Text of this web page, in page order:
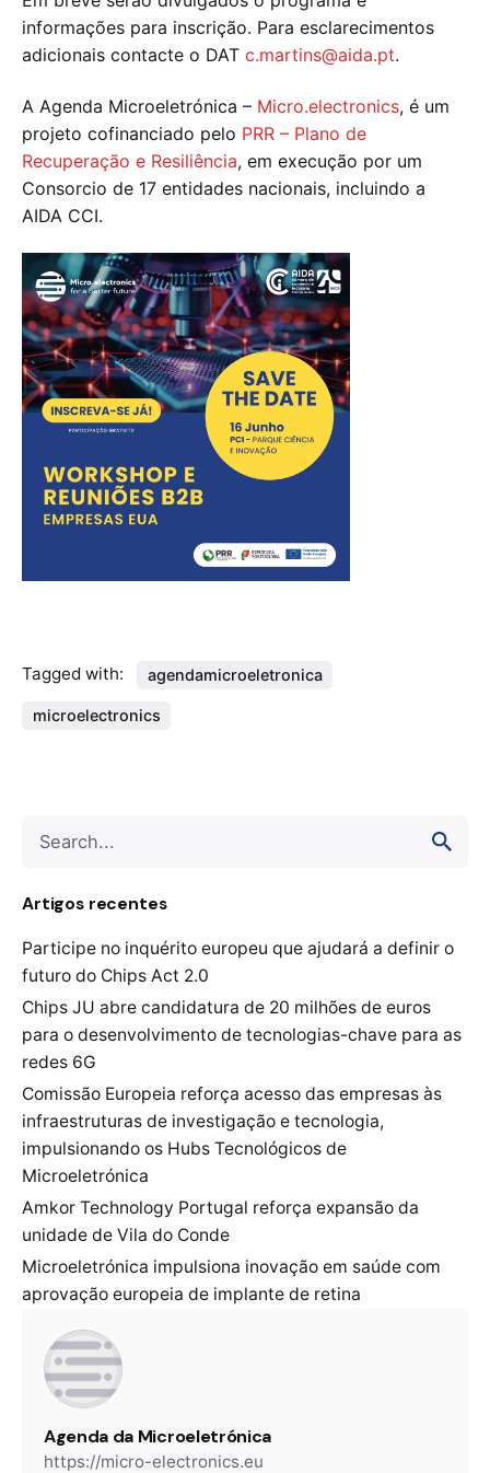
for
Artigos recentes
Participe no inquérito europeu que ajudará a definir o
futuro do Chips Act 2.0
Chips JU abre candidatura de 20 milhões de euros
para o desenvolvimento de tecnologias-chave para as
redes 6G
Comissão Europeia reforça acesso das empresas às
infraestruturas de investigação e tecnologia,
impulsionando os Hubs Tecnológicos de
Microeletrónica
Amkor Technology Portugal reforça expansão da
unidade de Vila do Conde
Microeletrónica impulsiona inovação em saúde com
aprovação europeia de implante de retina
informações para inscrição. Para esclarecimentos
adicionais contacte o DAT c.martins@aida.pt.
A Agenda Microeletrónica – Micro.electronics, é um
projeto cofinanciado pelo PRR – Plano de
Recuperação e Resiliência, em execução por um
Consorcio de 17 entidades nacionais, incluindo a
AIDA CCI.
Tagged with: agendamicroeletronica
microelectronics
Agenda da Microeletrónica
https://micro-electronics.eu